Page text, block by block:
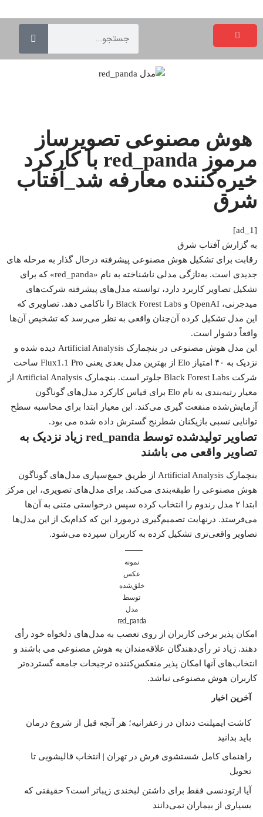
هوش مصنوعی تصویرساز
مرموز red_panda با کارکرد
خیره‌کننده معارفه شد_آفتاب
شرق
[ad_1]
به گزارش
آفتاب شرق
رقابت برای تشکیل هوش مصنوعی پیشرفته درحال گذار به مرحله های
جدیدی است. به‌تازگی مدلی ناشناخته به نام «red_panda» که برای
تشکیل تصاویر کاربرد دارد، توانسته مدل‌های پیشرفته شرکت‌های
میدجرنی، OpenAI و Black Forest Labs را ناکامی دهد. تصاویری که
این مدل تشکیل کرده آن‌چنان واقعی به نظر می‌رسد که تشخیص آن‌ها
واقعاً دشوار است.
این مدل هوش مصنوعی در بنچمارک Artificial Analysis
دیده شده و
نزدیک به ۴۰ امتیاز Elo از بهترین مدل بعدی یعنی Flux1.1 Pro ساخت
شرکت Black Forest Labs جلوتر است. بنچمارک Artificial Analysis از
معیار رتبه‌بندی به نام Elo برای قیاس کارکرد مدل‌های گوناگون
آزمایش‌شده منفعت گیری می‌کند. این معیار ابتدا برای محاسبه سطح
توانایی نسبی بازیکنان شطرنج گسترش داده شده می بود.
تصاویر تولیدشده توسط red_panda زیاد نزدیک به
تصاویر واقعی می باشند
بنچمارک Artificial Analysis از طریق جمع‌سپاری مدل‌های گوناگون
هوش مصنوعی را طبقه‌بندی می‌کند. برای مدل‌های تصویری، این مرکز
ابتدا ۲ مدل رندوم را انتخاب کرده سپس درخواستی متنی به آن‌ها
می‌فرستد. درنهایت تصمیم‌گیری درمورد این که کدام‌یک از این مدل‌ها
تصاویر واقعی‌تری تشکیل کرده به کاربران سپرده می‌شود.
نمونه
عکس
خلق‌شده
توسط
مدل
red_panda
امکان پذیر برخی کاربران از روی تعصب به مدل‌های دلخواه خود رأی
دهند. زیاد تر رأی‌دهندگان علاقه‌مندان به هوش مصنوعی می باشند و
انتخاب‌های آنها امکان پذیر منعکس‌کننده ترجیحات جامعه گسترده‌تر
کاربران هوش مصنوعی نباشد.
آخرین اخبار
کاشت ایمپلنت دندان در زعفرانیه؛ هر آنچه قبل از شروع درمان
باید بدانید
راهنمای کامل شستشوی فرش در تهران | انتخاب قالیشویی تا
تحویل
آیا ارتودنسی فقط برای داشتن لبخندی زیباتر است؟ حقیقتی که
بسیاری از بیماران نمی‌دانند